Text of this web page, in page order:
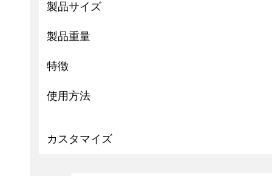
製品サイズ
製品重量
特徴
使用方法
カスタマイズ